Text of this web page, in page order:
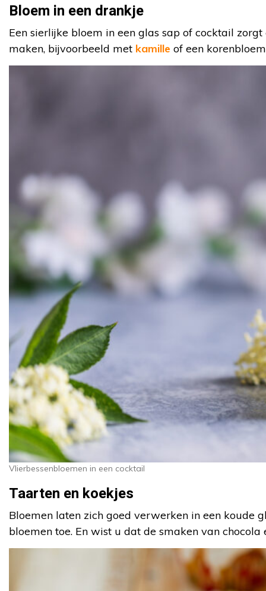
Bloem in een drankje
Een sierlijke bloem in een glas sap of cocktail
maken, bijvoorbeeld met kamille of een
Vlierbessenbloemen in een cocktail
Taarten en koekjes
Bloemen laten zich goed verwerken in een koude
bloemen toe. En wist u dat de smaken van